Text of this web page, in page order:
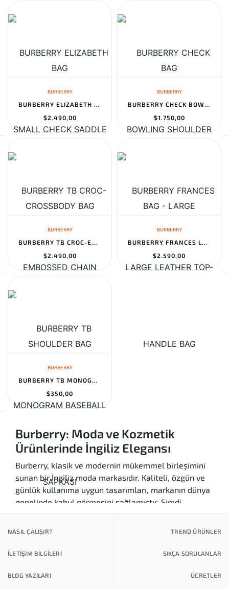
BURBERRY
BURBERRY ELIZABETH SMALL CHECK SADDLE CROSSBODY BAG
$2.490,00
BURBERRY
BURBERRY CHECK BOWLING SHOULDER BAG - LARGE
$1.750,00
BURBERRY
BURBERRY TB CROC-EMBOSSED CHAIN SHOULDER BAG
$2.490,00
BURBERRY
BURBERRY FRANCES LARGE LEATHER TOP-HANDLE BAG
$2.590,00
BURBERRY
BURBERRY TB MONOGRAM BASEBALL SAPKASI
$350,00
Burberry: Moda ve Kozmetik
Ürünlerinde İngiliz Elegansı
Burberry, klasik ve modernin mükemmel birleşimini
sunan bir İngiliz moda markasıdır. Kaliteli, özgün ve
günlük kullanıma uygun tasarımları, markanın dünya
genelinde kabul görmesini sağlamıştır. Şimdi,
ulaşabilirsiniz.
Burberry Ürün Kategorileri ve
Faydaları
NASIL ÇALIŞIR? TREND ÜRÜNLER
İLETİŞİM BİLGİLERİ SIKÇA SORULANLAR
BLOG YAZILARI ÜCRETLER